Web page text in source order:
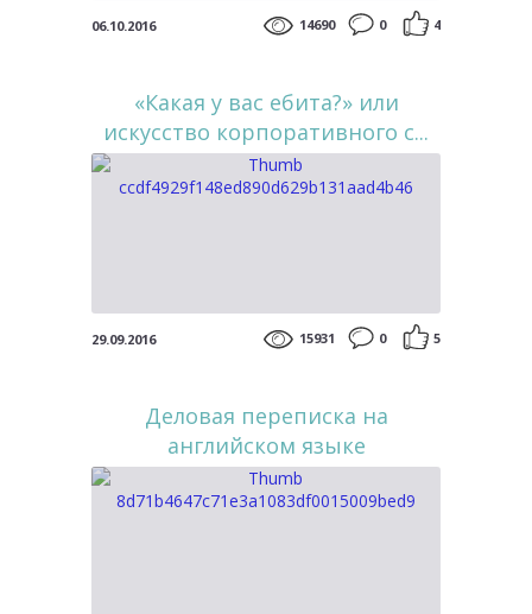
06.10.2016 14690 0 4
«Какая у вас ебита?» или
искусство корпоративного с...
29.09.2016 15931 0 5
Деловая переписка на
английском языке